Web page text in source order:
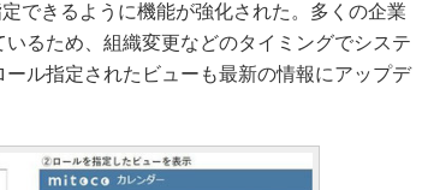
できるように機能が強化された。多くの企業
るため、組織変更などのタイミングでシステ
ル指定されたビューも最新の情報にアップデ